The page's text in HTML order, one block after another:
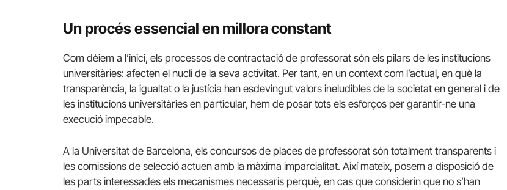
Un procés essencial en millora constant
Com dèiem a l’inici, els processos de contractació de professorat són els pilars de les institucions
universitàries: afecten el nucli de la seva activitat. Per tant, en un context com l’actual, en què la
transparència, la igualtat o la justícia han esdevingut valors ineludibles de la societat en general i de
les institucions universitàries en particular, hem de posar tots els esforços per garantir-ne una
execució impecable.
A la Universitat de Barcelona, els concursos de places de professorat són totalment transparents i
les comissions de selecció actuen amb la màxima imparcialitat. Així mateix, posem a disposició de
les parts interessades els mecanismes necessaris perquè, en cas que considerin que no s’han